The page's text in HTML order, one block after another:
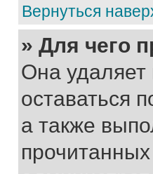
Вернуться
» Для чего
Она
оставаться
а также